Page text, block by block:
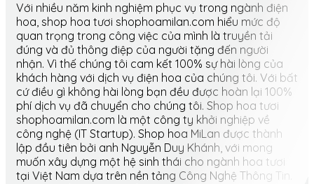
Với nhiều năm kinh nghiệm phục vụ trong ngành điện
hoa, shop hoa tươi shophoamilan.com hiểu mức độ
quan trọng trong công việc của mình là truyền tải
đúng và đủ thông điệp của người tặng đến người
nhận. Vì thế chúng tôi cam kết 100% sự hài lòng của
khách hàng với dịch vụ điện hoa của chúng tôi. Với bất
cứ điều gì không hài lòng bạn đều được hoàn lại 100%
phí dịch vụ đã chuyển cho chúng tôi. Shop hoa tươi
shophoamilan.com là một công ty khởi nghiệp về
công nghệ (IT Startup). Shop hoa MiLan được thành
lập đầu tiên bởi anh Nguyễn Duy Khánh, với mong
muốn xây dựng một hệ sinh thái cho ngành hoa tươi
tại Việt Nam dựa trên nền tảng Công Nghệ Thông Tin.